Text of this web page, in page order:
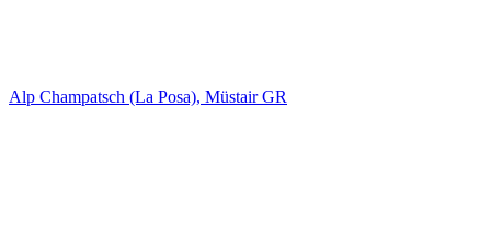
Alp Champatsch (La Posa), Müstair GR